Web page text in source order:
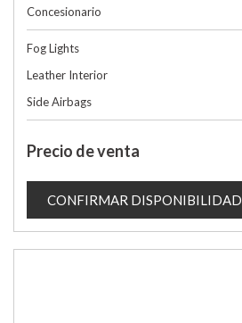
Concesionario
Fog Lights
Leather Interior
Side Airbags
Precio de venta
CONFIRMAR DISPONIBILIDAD